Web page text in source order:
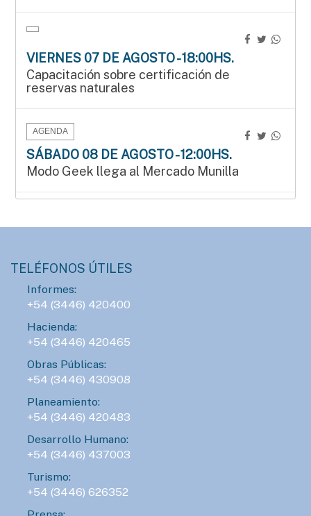
VIERNES 07 DE AGOSTO - 18:00HS.
Capacitación sobre certificación de
reservas naturales
AGENDA
SÁBADO 08 DE AGOSTO - 12:00HS.
Modo Geek llega al Mercado Munilla
LUNES 10 DE AGOSTO - 23:00HS.
ConTIER convoca a grupos teatrales para
desarrollar proyectos asociativos
SÁBADO 15 DE AGOSTO - 16:00HS.
Gran Prix Chipote 2026 de ajedrez blitz
AGENDA
DOMINGO 16 DE AGOSTO - 18:00HS.
TELÉFONOS ÚTILES
Informes:
+54 (3446) 420400
Hacienda:
+54 (3446) 420465
Obras Públicas:
+54 (3446) 430908
Planeamiento:
+54 (3446) 420483
Desarrollo Humano:
+54 (3446) 437003
Turismo:
+54 (3446) 626352